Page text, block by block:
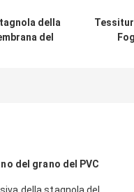
della
del
del grano del PVC